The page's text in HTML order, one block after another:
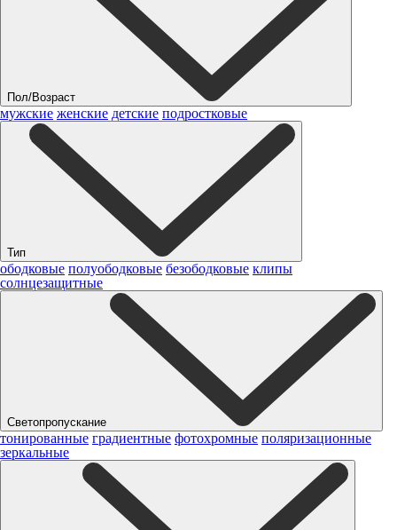
Пол/Возраст
мужские женские детские подростковые
Тип
ободковые полуободковые безободковые клипы
солнцезащитные
Светопропускание
тонированные градиентные фотохромные поляризационные
зеркальные